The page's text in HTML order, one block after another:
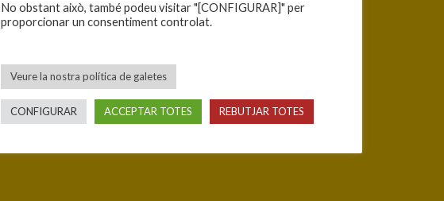
No obstant això, també podeu visitar "[CONFIGURAR]" per
proporcionar un consentiment controlat.
Veure la nostra política de galetes
CONFIGURAR ACCEPTAR TOTES REBUTJAR TOTES